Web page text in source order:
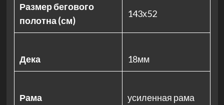
Размер бегового
полотна (см)
143х52
Дека 18мм
Рама усиленная рама